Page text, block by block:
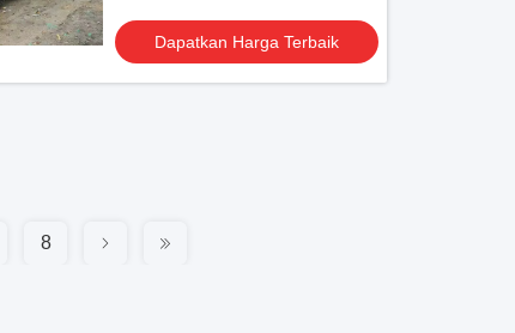
Dapatkan Harga Terbaik
8